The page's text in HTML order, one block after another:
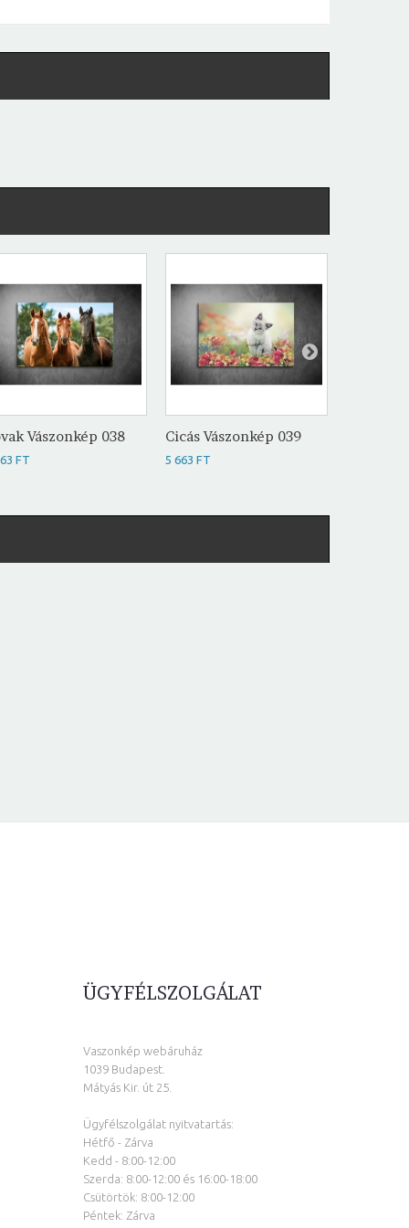
Vászonkép 038
FT
Cicás Vászonkép 039
5 663 FT
ÜGYFÉLSZOLGÁLAT
Vaszonkép webáruház
1039 Budapest.
Mátyás Kir. út 25.
Ügyfélszolgálat nyitvatartás:
Hétfő - Zárva
Kedd - 8:00-12:00
Szerda: 8:00-12:00 és 16:00-18:00
Csütörtök: 8:00-12:00
Péntek: Zárva